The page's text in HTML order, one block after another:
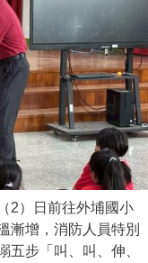
2）日前往外埔國小
漸增，消防人員特別
五步「叫、叫、伸、